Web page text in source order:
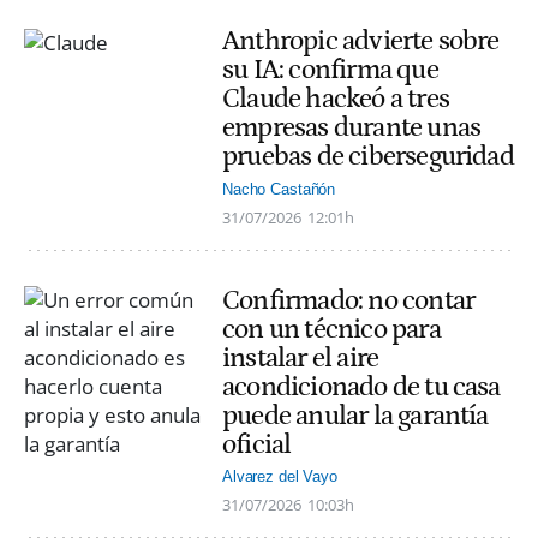
Anthropic advierte sobre
su IA: confirma que
Claude hackeó a tres
empresas durante unas
pruebas de ciberseguridad
Nacho Castañón
31/07/2026 12:01h
Confirmado: no contar
con un técnico para
instalar el aire
acondicionado de tu casa
puede anular la garantía
oficial
Alvarez del Vayo
31/07/2026 10:03h